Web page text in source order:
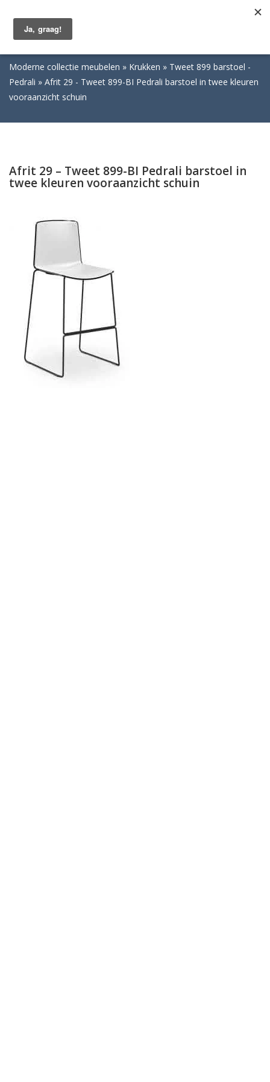
Moderne collectie meubelen Krukken
Tweet 899 barstoel -
Pedrali
Afrit 29 - Tweet 899-BI Pedrali barstoel in twee kleuren
vooraanzicht schuin
Afrit 29 – Tweet 899-BI Pedrali barstoel in
twee kleuren vooraanzicht schuin